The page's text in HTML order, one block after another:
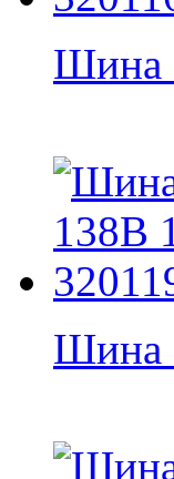
Шина
Шина